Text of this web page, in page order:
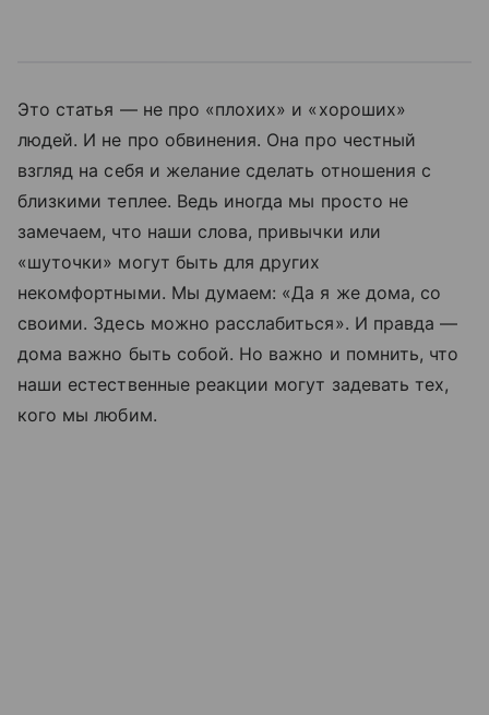
Это статья — не про «плохих» и «хороших»
людей. И не про обвинения. Она про честный
взгляд на себя и желание сделать отношения с
близкими теплее. Ведь иногда мы просто не
замечаем, что наши слова, привычки или
«шуточки» могут быть для других
некомфортными. Мы думаем: «Да я же дома, со
своими. Здесь можно расслабиться». И правда —
дома важно быть собой. Но важно и помнить, что
наши естественные реакции могут заде­вать тех,
кого мы любим.